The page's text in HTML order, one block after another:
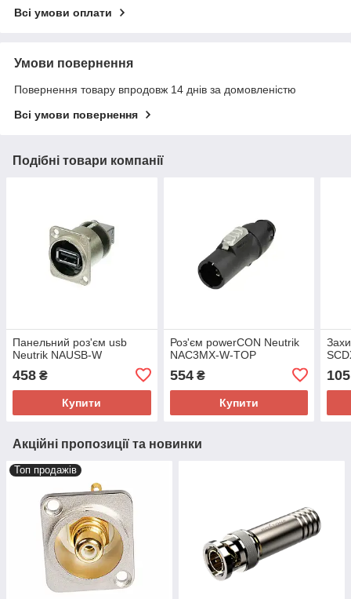
Всі умови оплати
Умови повернення
Повернення товару впродовж 14 днів за домовленістю
Всі умови повернення
Подібні товари компанії
Панельний роз'єм usb
Neutrik NAUSB-W
458 ₴
Купити
Роз'єм powerCON Neutrik
NAC3MX-W-TOP
554₴
Купити
105
Акційні пропозиції та новинки
Топ продажів